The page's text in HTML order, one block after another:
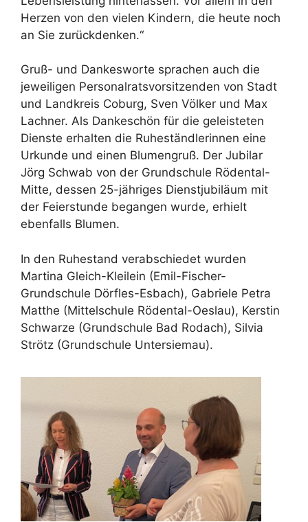
Herzen von den vielen Kindern, die heute noch
an Sie zurückdenken.“
Gruß- und Dankesworte sprachen auch die
jeweiligen Personalratsvorsitzenden von Stadt
und Landkreis Coburg, Sven Völker und Max
Lachner. Als Dankeschön für die geleisteten
Dienste erhalten die Ruheständlerinnen eine
Urkunde und einen Blumengruß. Der Jubilar
Jörg Schwab von der Grundschule Rödental-
Mitte, dessen 25-jähriges Dienstjubiläum mit
der Feierstunde begangen wurde, erhielt
ebenfalls Blumen.
In den Ruhestand verabschiedet wurden
Martina Gleich-Kleilein (Emil-Fischer-
Grundschule Dörfles-Esbach), Gabriele Petra
Matthe (Mittelschule Rödental-Oeslau), Kerstin
Schwarze (Grundschule Bad Rodach), Silvia
Strötz (Grundschule Untersiemau).